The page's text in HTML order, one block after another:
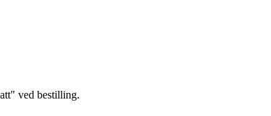
ved bestilling.